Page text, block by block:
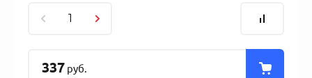
337 руб.